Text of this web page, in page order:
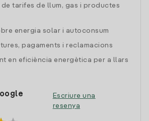
tarifes de llum, gas i productes
energia solar i autoconsum
pagaments i reclamacions
en eficiència energètica per a llars
Escriure una
resenya